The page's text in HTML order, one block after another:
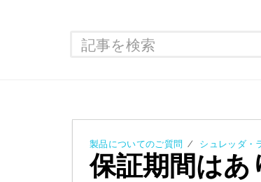
製品についてのご質問 シュレッダ・
保証期間はあ